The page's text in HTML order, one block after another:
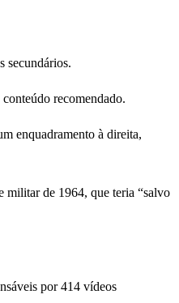
secundários.
recomendado.
enquadramento à direita,
militar de 1964, que teria “salvo
​​por 414 vídeos